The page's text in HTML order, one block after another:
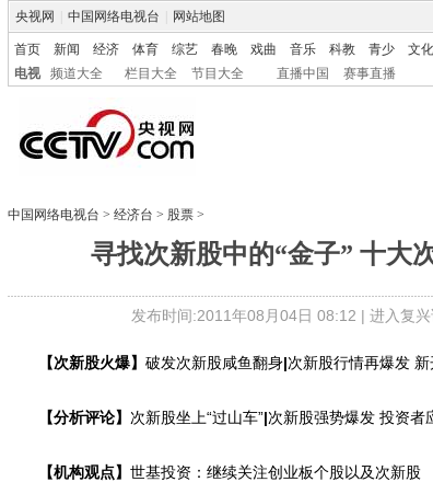
央视网 中国网络电视台 网站地图
首页 新闻 经济 体育 综艺 春晚 戏曲 音乐 科教 青少 文化
电视
频道大全 栏目大全 节目大全 直播中国 赛事直播
中国网络电视台 > 经济台 > 股票 >
寻找次新股中的“金子” 十大
发布时间:2011年08月04日 08:12 | 进入复
【次新股火爆】 破发次新股咸鱼翻身|次新股行情再爆发
【分析评论】 次新股坐上“过山车”|次新股强势爆发 投资者
【机构观点】 世基投资：继续关注创业板个股以及次新股